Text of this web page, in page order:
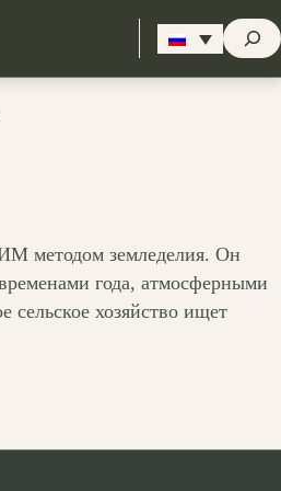
методом земледелия. Он
года, атмосферными
хозяйство ищет